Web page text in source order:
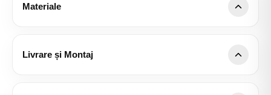
Materiale
Tip țesătură: Structural
Livrare și Montaj